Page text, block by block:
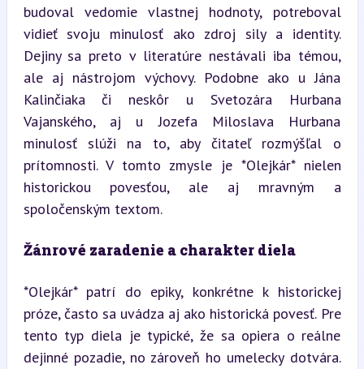
budoval vedomie vlastnej hodnoty, potreboval
vidieť svoju minulosť ako zdroj sily a identity.
Dejiny sa preto v literatúre nestávali iba témou,
ale aj nástrojom výchovy. Podobne ako u Jána
Kalinčiaka či neskôr u Svetozára Hurbana
Vajanského, aj u Jozefa Miloslava Hurbana
minulosť slúži na to, aby čitateľ rozmýšľal o
prítomnosti. V tomto zmysle je *Olejkár* nielen
historickou povesťou, ale aj mravným a
spoločenským textom.
Žánrové zaradenie a charakter diela
*Olejkár* patrí do epiky, konkrétne k historickej
próze, často sa uvádza aj ako historická povesť. Pre
tento typ diela je typické, že sa opiera o reálne
dejinné pozadie, no zároveň ho umelecky dotvára.